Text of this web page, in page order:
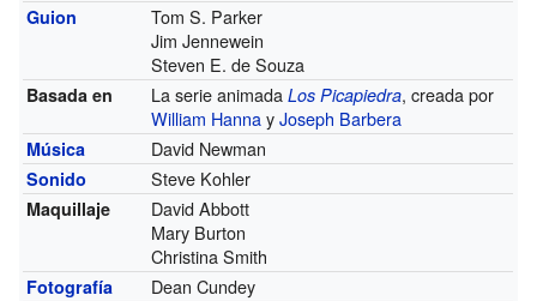
Guion
Tom S. Parker
Jim Jennewein
Steven E. de Souza
Basada en La serie animadaLos Picapiedra, creada por
William HannayJoseph Barbera
Música David Newman
Sonido Steve Kohler
Maquillaje
David Abbott
Mary Burton
Christina Smith
Fotografía Dean Cundey